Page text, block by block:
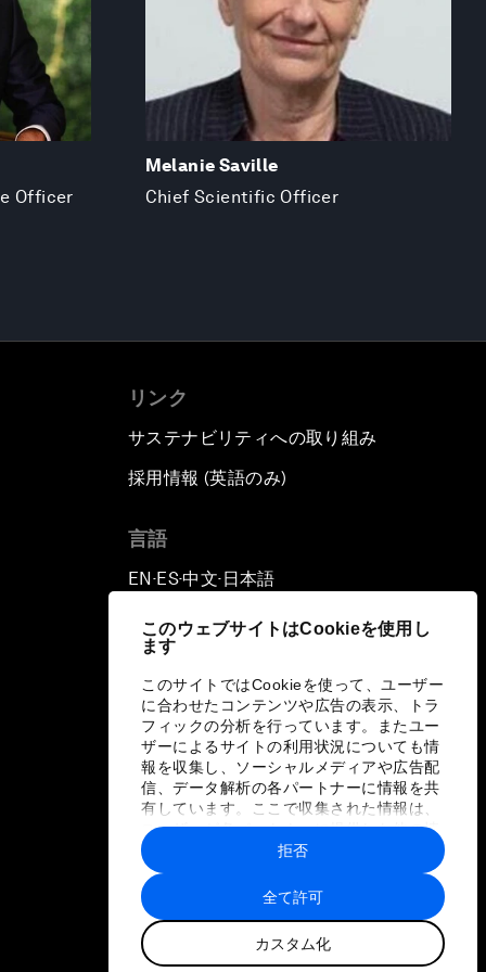
このウェブサイトはCookieを使用し
ます
このサイトではCookieを使って、ユーザー
に合わせたコンテンツや広告の表示、トラ
フィックの分析を行っています。またユー
ザーによるサイトの利用状況についても情
報を収集し、ソーシャルメディアや広告配
信、データ解析の各パートナーに情報を共
有しています。ここで収集された情報は、
ユーザーが各パートナーに提供した他の情
報や各パートナーのサービスを使用した際
に収集された情報と組み合わされ、各パー
トナーによって使用されることがありま
す。
全て許可
カスタム化
拒否
Officer
Melanie Saville
Chief Scientific Officer
リンク
サステナビリティへの取り組み
採用情報 (英語のみ)
言語
EN ▪ES▪中文▪ 日本語